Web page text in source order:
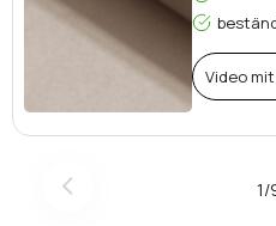
Video
1/